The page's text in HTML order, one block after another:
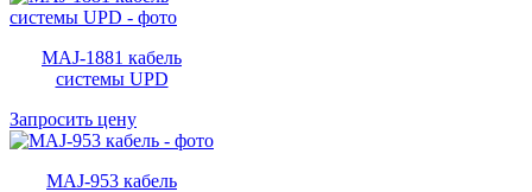
MAJ-1881 кабель
системы UPD
Запросить цену
MAJ-953 кабель